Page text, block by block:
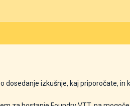
dosedanje izkušnje, kaj priporočate, in